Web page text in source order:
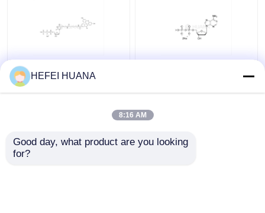
Fluorescein-12-dUTP
1mM Natriumlösung
HEFEI HUANA
8:16 AM
Good day, what product are you looking
for?